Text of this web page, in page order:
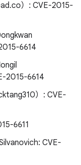
）: CVE-2015-
6614
2015-6614
）: CVE-
6611
CVE-